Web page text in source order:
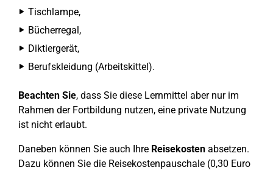
Tischlampe,
Bücherregal,
Diktiergerät,
Berufskleidung (Arbeitskittel).
Beachten Sie, dass Sie diese Lernmittel aber nur im
Rahmen der Fortbildung nutzen, eine private Nutzung
ist nicht erlaubt.
Daneben können Sie auch Ihre Reisekosten absetzen.
Dazu können Sie die Reisekostenpauschale (0,30 Euro